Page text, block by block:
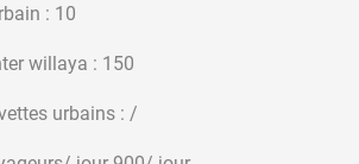
: 10
willaya : 150
urbains : /